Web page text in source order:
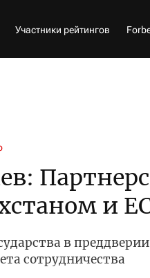
Участники рейтингов
и
в
сотрудничества